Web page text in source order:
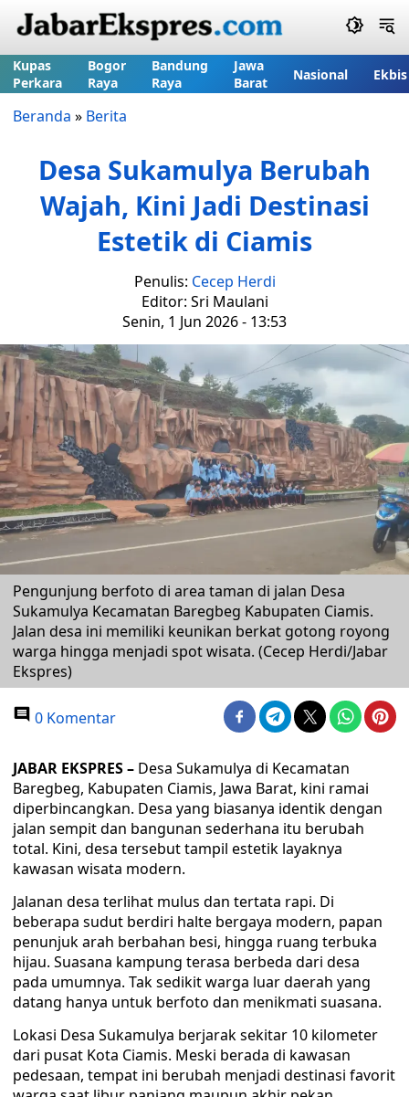
Kupas
Perkara
Bogor
Raya
Bandung
Raya
Jawa
Barat
Nasional Ekbis
Beranda » Berita
Desa Sukamulya Berubah
Wajah, Kini Jadi Destinasi
Estetik di Ciamis
Penulis: Cecep Herdi
Editor: Sri Maulani
Senin, 1 Jun 2026 - 13:53
Pengunjung berfoto di area taman di jalan Desa
Sukamulya Kecamatan Baregbeg Kabupaten Ciamis.
Jalan desa ini memiliki keunikan berkat gotong royong
warga hingga menjadi spot wisata. (Cecep Herdi/Jabar
Ekspres)
0 Komentar
JABAR EKSPRES – Desa Sukamulya di Kecamatan
Baregbeg, Kabupaten Ciamis, Jawa Barat, kini ramai
diperbincangkan. Desa yang biasanya identik dengan
jalan sempit dan bangunan sederhana itu berubah
total. Kini, desa tersebut tampil estetik layaknya
kawasan wisata modern.
Jalanan desa terlihat mulus dan tertata rapi. Di
beberapa sudut berdiri halte bergaya modern, papan
penunjuk arah berbahan besi, hingga ruang terbuka
hijau. Suasana kampung terasa berbeda dari desa
pada umumnya. Tak sedikit warga luar daerah yang
datang hanya untuk berfoto dan menikmati suasana.
Lokasi Desa Sukamulya berjarak sekitar 10 kilometer
dari pusat Kota Ciamis. Meski berada di kawasan
pedesaan, tempat ini berubah menjadi destinasi favorit